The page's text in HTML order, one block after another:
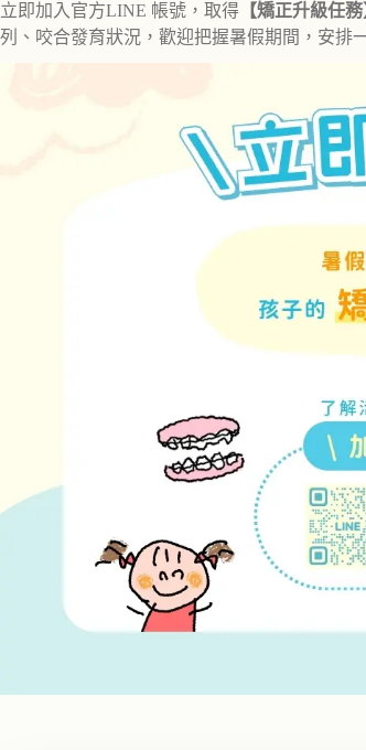
立即加入官方LINE 帳號，取得 【矯正升級任務
列、咬合發育狀況，歡迎把握暑假期間，安排